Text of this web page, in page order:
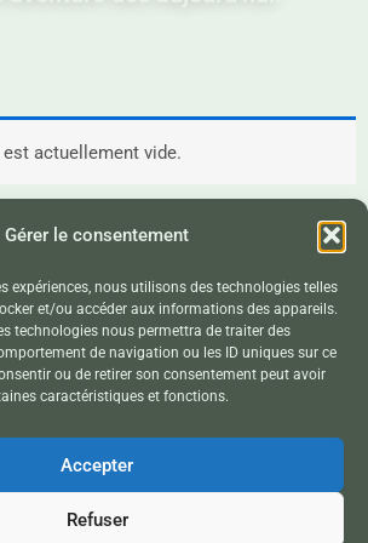
Gérer le consentement
expériences, nous utilisons des technologies telles
et/ou accéder aux informations des appareils.
technologies nous permettra de traiter des
de navigation ou les ID uniques sur ce
ou de retirer son consentement peut avoir
caractéristiques et fonctions.
Accepter
Refuser
actuellement vide.
Générales de Vente
Politique de Confidentialité
© 2026 Pocket. Tous droits réservés.